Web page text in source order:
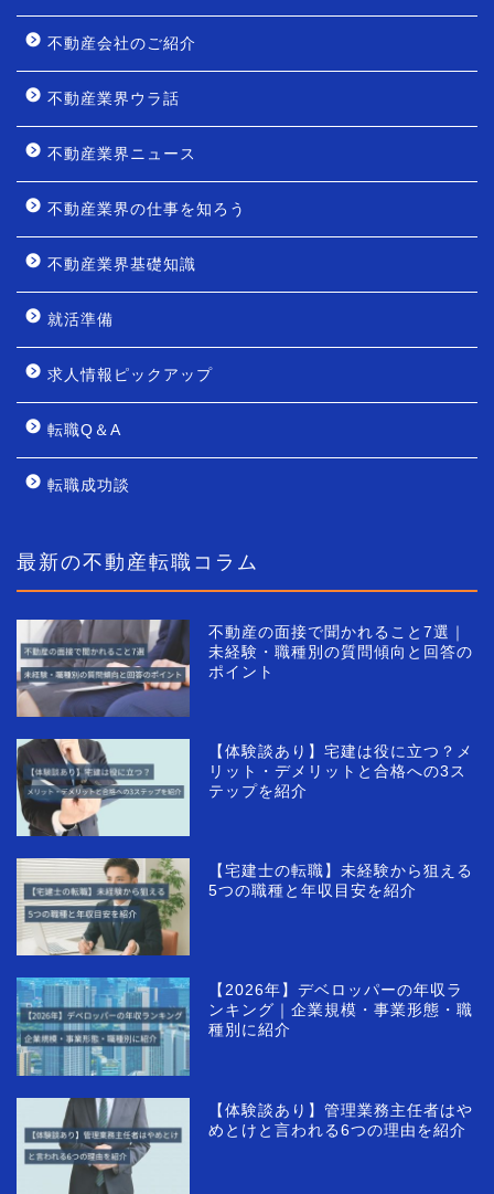
不動産会社のご紹介
不動産業界ウラ話
不動産業界ニュース
不動産業界の仕事を知ろう
不動産業界基礎知識
就活準備
求人情報ピックアップ
転職Q＆A
転職成功談
最新の不動産転職コラム
不動産の面接で聞かれること7選｜
未経験・職種別の質問傾向と回答の
ポイント
【体験談あり】宅建は役に立つ？メ
リット・デメリットと合格への3ス
テップを紹介
【宅建士の転職】未経験から狙える
5つの職種と年収目安を紹介
【2026年】デベロッパーの年収ラ
ンキング｜企業規模・事業形態・職
種別に紹介
【体験談あり】管理業務主任者はや
めとけと言われる6つの理由を紹介